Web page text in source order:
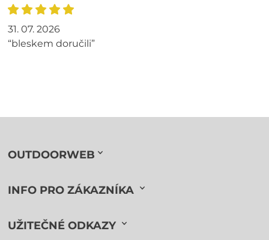
31. 07. 2026
“bleskem doručili”
OUTDOORWEB
INFO PRO ZÁKAZNÍKA
UŽITEČNÉ ODKAZY